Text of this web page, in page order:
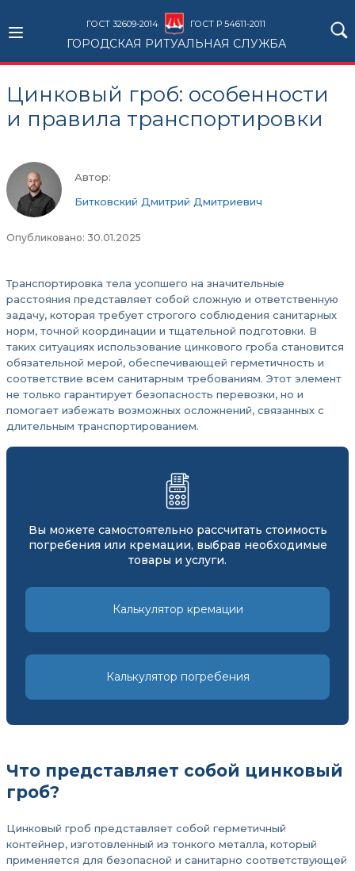
ГОСТ 32609-2014 ГОСТ Р 54611-2011
ГОРОДСКАЯ РИТУАЛЬНАЯ СЛУЖБА
Цинковый гроб: особенности
и правила транспортировки
Автор:
Битковский Дмитрий Дмитриевич
Опубликовано: 30.01.2025
Транспортировка тела усопшего на значительные
расстояния представляет собой сложную и ответственную
задачу, которая требует строгого соблюдения санитарных
норм, точной координации и тщательной подготовки. В
таких ситуациях использование цинкового гроба становится
обязательной мерой, обеспечивающей герметичность и
соответствие всем санитарным требованиям. Этот элемент
не только гарантирует безопасность перевозки, но и
помогает избежать возможных осложнений, связанных с
длительным транспортированием.
Вы можете самостоятельно рассчитать стоимость
погребения или кремации, выбрав необходимые
товары и услуги.
Калькулятор кремации
Калькулятор погребения
Что представляет собой цинковый
гроб?
Цинковый гроб представляет собой герметичный
контейнер, изготовленный из тонкого металла, который
применяется для безопасной и санитарно соответствующей